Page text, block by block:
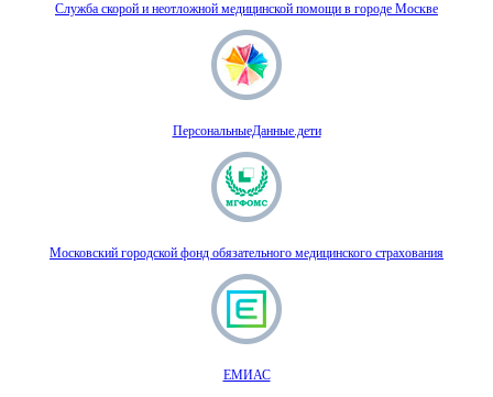
Служба скорой и неотложной медицинской помощи в городе Москве
ПерсональныеДанные.дети
Московский городской фонд обязательного медицинского страхования
ЕМИАС